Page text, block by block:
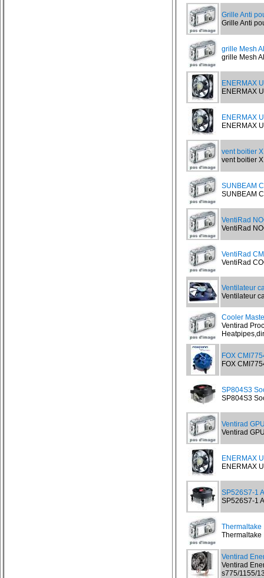
Grille Anti
Grille Anti
grille Mesh
grille Mesh
ENERMAX
ENERMAX
ENERMAX
ENERMAX
vent boitier
vent boitier
SUNBEAM
SUNBEAM
VentiRad
VentiRad
VentiRad
VentiRad
Ventilateur
Ventilateur
Cooler
Ventirad
FOX
FOX
SP804S3
SP804S3
Ventirad
Ventirad
ENERMAX
ENERMAX
SP526S7-1
SP526S7-1
Thermaltake
Thermaltake
Ventirad
Ventirad
s775/1155/